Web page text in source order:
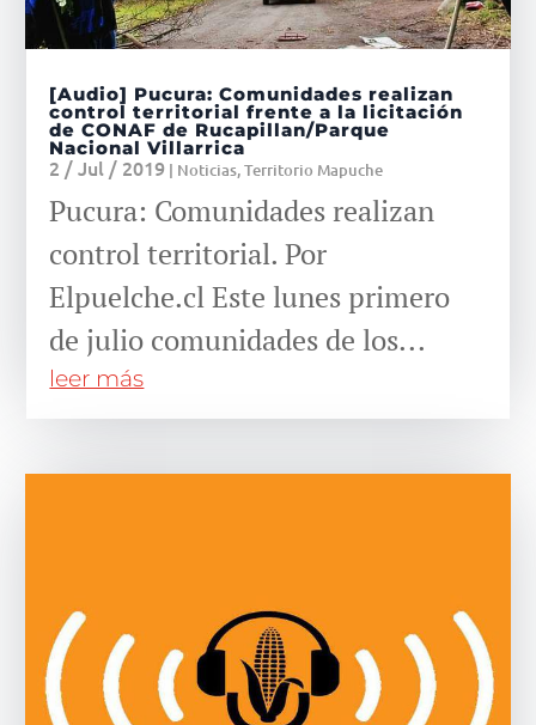
[Audio] Pucura: Comunidades realizan
control territorial frente a la licitación
de CONAF de Rucapillan/Parque
Nacional Villarrica
2 / Jul / 2019 | Noticias,Territorio Mapuche
Pucura: Comunidades realizan
control territorial. Por
Elpuelche.cl Este lunes primero
de julio comunidades de los...
leer más